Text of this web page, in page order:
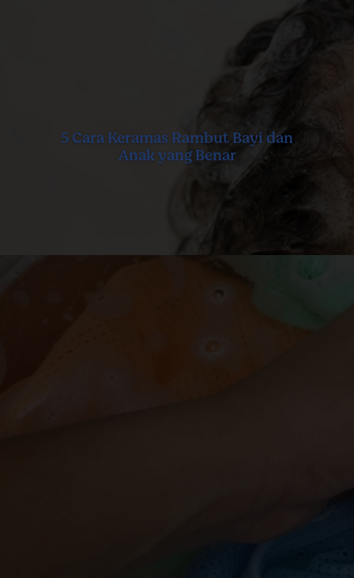
5 Cara Keramas Rambut Bayi dan
Anak yang Benar